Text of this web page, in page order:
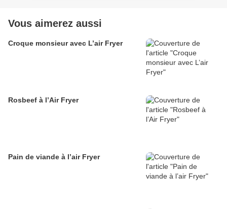
Vous aimerez aussi
Croque monsieur avec L’air Fryer
Rosbeef à l’Air Fryer
Pain de viande à l’air Fryer